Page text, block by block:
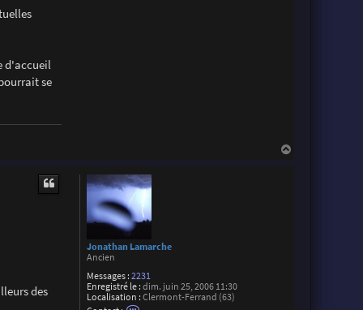
d'accueil
se
Jonathan Lamarche
Ancien
Messages : 2231
Enregistré le : dim. juin 25, 2006 11:30
Localisation : Clermont-Ferrand (63)
des